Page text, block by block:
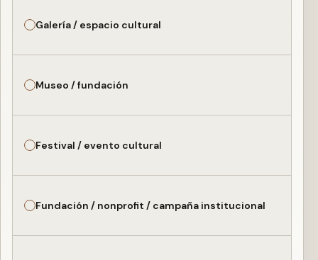
Galería / espacio cultural
Museo / fundación
Festival / evento cultural
Fundación / nonprofit / campaña institucional